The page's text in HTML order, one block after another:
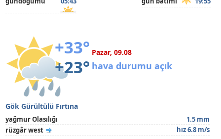
+33°
+23°
Pazar, 09.08
hava durumu açık
Gök Gürültülü Fırtına
yağmur Olasılığı
1.5 mm
rüzgâr west
hız 6.8 m/s